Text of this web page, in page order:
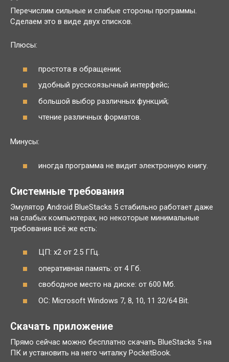
Перечислим сильные и слабые стороны программы.
Сделаем это в виде двух списков.
Плюсы:
простота в обращении;
удобный русскоязычный интерфейс;
большой выбор различных функций;
чтение различных форматов.
Минусы:
иногда программа не видит электронную книгу.
Системные требования
Эмулятор Android BlueStacks 5 стабильно работает даже
на слабых компьютерах, но некоторые минимальные
требования всё же есть:
ЦП: x2 от 2.5 ГГц.
оперативная память: от 4 Гб.
свободное место на диске: от 600 Мб.
ОС: Microsoft Windows 7, 8, 10, 11 32/64 Bit.
Скачать приложение
Прямо сейчас можно бесплатно скачать BlueStacks 5 на
ПК и установить на него читалку PocketBook.